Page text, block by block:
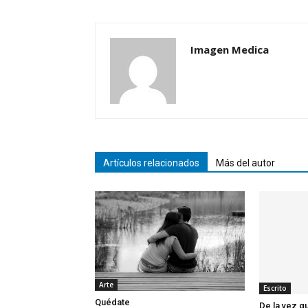
Imagen Medica
Artículos relacionados Más del autor
Arte
Quédate
Escrito
De la vez